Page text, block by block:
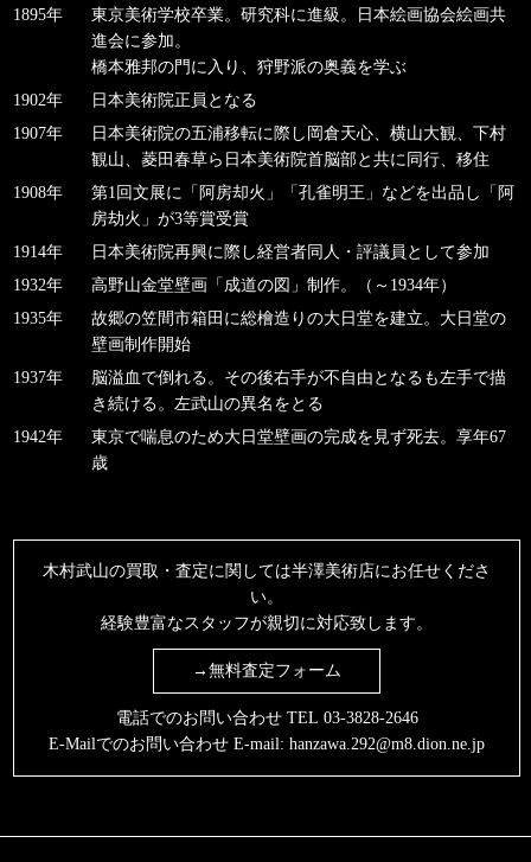
1895年
東京美術学校卒業。研究科に進級。日本絵画協会絵画共
進会に参加。
橋本雅邦の門に入り、狩野派の奥義を学ぶ
1902年
日本美術院正員となる
1907年
日本美術院の五浦移転に際し岡倉天心、横山大観、下村
観山、菱田春草ら日本美術院首脳部と共に同行、移住
1908年
第1回文展に「阿房却火」「孔雀明王」などを出品し「阿
房劫火」が3等賞受賞
1914年
日本美術院再興に際し経営者同人・評議員として参加
1932年
高野山金堂壁画「成道の図」制作。（～1934年）
1935年
故郷の笠間市箱田に総檜造りの大日堂を建立。大日堂の
壁画制作開始
1937年
脳溢血で倒れる。その後右手が不自由となるも左手で描
き続ける。左武山の異名をとる
1942年
東京で喘息のため大日堂壁画の完成を見ず死去。享年67
歳
木村武山の買取・査定に関しては半澤美術店にお任せくださ
い。
経験豊富なスタッフが親切に対応致します。
→無料査定フォーム
電話でのお問い合わせ TEL 03-3828-2646
E-Mailでのお問い合わせ E-mail: hanzawa.292@m8.dion.ne.jp